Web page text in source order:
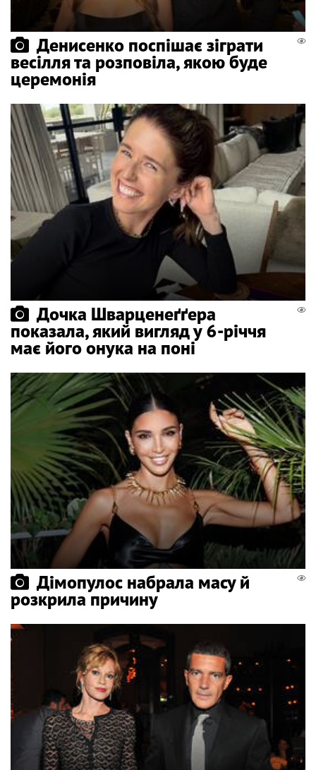
Денисенко поспішає зіграти
весілля та розповіла, якою буде
церемонія
Дочка Шварценеґґера
показала, який вигляд у 6-річчя
має його онука на поні
Дімопулос набрала масу й
розкрила причину